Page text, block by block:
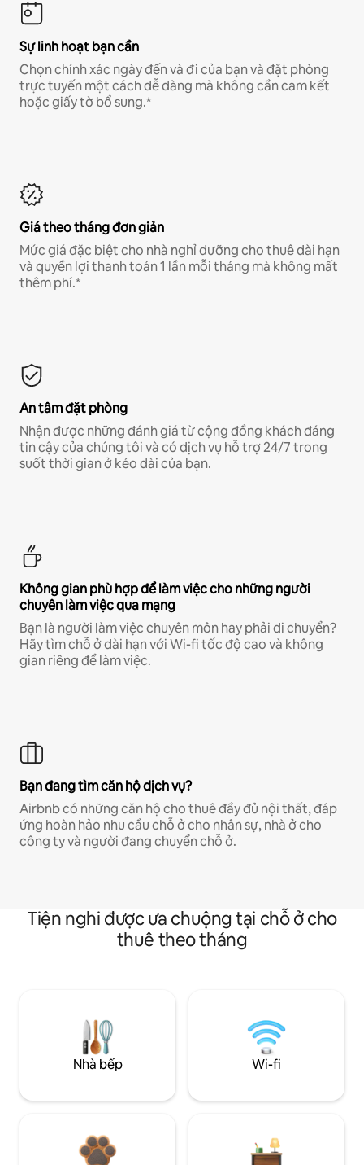
Sự linh hoạt bạn cần
Chọn chính xác ngày đến và đi của bạn và đặt phòng
trực tuyến một cách dễ dàng mà không cần cam kết
hoặc giấy tờ bổ sung.*
Giá theo tháng đơn giản
Mức giá đặc biệt cho nhà nghỉ dưỡng cho thuê dài hạn
và quyền lợi thanh toán 1 lần mỗi tháng mà không mất
thêm phí.*
An tâm đặt phòng
Nhận được những đánh giá từ cộng đồng khách đáng
tin cậy của chúng tôi và có dịch vụ hỗ trợ 24/7 trong
suốt thời gian ở kéo dài của bạn.
Không gian phù hợp để làm việc cho những người
chuyên làm việc qua mạng
Bạn là người làm việc chuyên môn hay phải di chuyển?
Hãy tìm chỗ ở dài hạn với Wi-fi tốc độ cao và không
gian riêng để làm việc.
Bạn đang tìm căn hộ dịch vụ?
Airbnb có những căn hộ cho thuê đầy đủ nội thất, đáp
ứng hoàn hảo nhu cầu chỗ ở cho nhân sự, nhà ở cho
công ty và người đang chuyển chỗ ở.
Tiện nghi được ưa chuộng tại chỗ ở cho
thuê theo tháng
Nhà bếp Wi-fi